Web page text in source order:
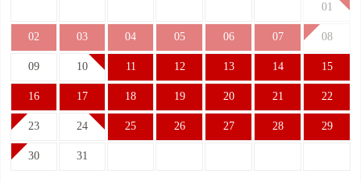
01
02 03 04 05 06 07 08
09 10 11 12 13 14 15
16 17 18 19 20 21 22
23 24 25 26 27 28 29
30 31